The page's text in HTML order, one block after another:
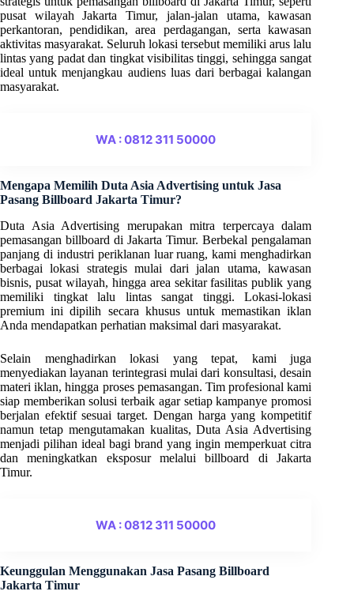
pusat wilayah Jakarta Timur, jalan-jalan utama, kawasan
perkantoran, pendidikan, area perdagangan, serta kawasan
aktivitas masyarakat. Seluruh lokasi tersebut memiliki arus lalu
lintas yang padat dan tingkat visibilitas tinggi, sehingga sangat
ideal untuk menjangkau audiens luas dari berbagai kalangan
masyarakat.
WA : 0812 311 50000
Mengapa Memilih Duta Asia Advertising untuk Jasa
Pasang Billboard Jakarta Timur?
Duta Asia Advertising merupakan mitra terpercaya dalam
pemasangan billboard di Jakarta Timur. Berbekal pengalaman
panjang di industri periklanan luar ruang, kami menghadirkan
berbagai lokasi strategis mulai dari jalan utama, kawasan
bisnis, pusat wilayah, hingga area sekitar fasilitas publik yang
memiliki tingkat lalu lintas sangat tinggi. Lokasi-lokasi
premium ini dipilih secara khusus untuk memastikan iklan
Anda mendapatkan perhatian maksimal dari masyarakat.
Selain menghadirkan lokasi yang tepat, kami juga
menyediakan layanan terintegrasi mulai dari konsultasi, desain
materi iklan, hingga proses pemasangan. Tim profesional kami
siap memberikan solusi terbaik agar setiap kampanye promosi
berjalan efektif sesuai target. Dengan harga yang kompetitif
namun tetap mengutamakan kualitas, Duta Asia Advertising
menjadi pilihan ideal bagi brand yang ingin memperkuat citra
dan meningkatkan eksposur melalui billboard di Jakarta
Timur.
WA : 0812 311 50000
Keunggulan Menggunakan Jasa Pasang Billboard
Jakarta Timur